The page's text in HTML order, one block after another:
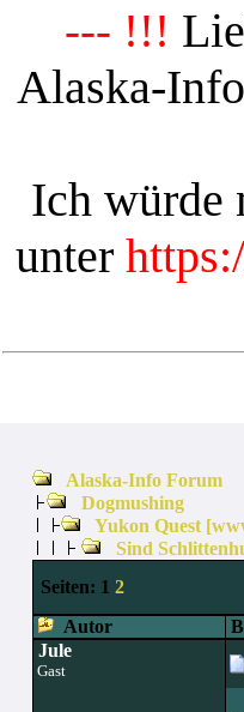
--- !!!
Alaska-
Ich würde
unter
Alaska-Info Forum
Dogmushing
Yukon Quest
Sind
Seiten: 1 2
Autor
Jule
Gast